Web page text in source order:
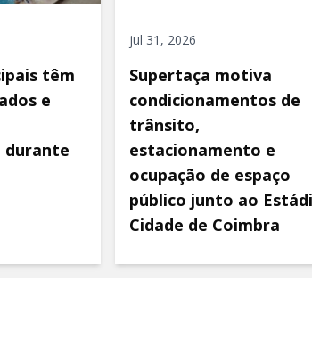
têm
e
durante
jul 31, 2026
Supertaça motiva
condicionamentos de
trânsito,
estacionamento e
ocupação de espaço
público junto ao
Cidade de Coimbra